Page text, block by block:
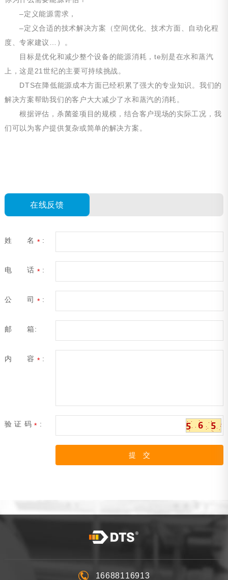
–定义能源需求，
–定义合适的技术解决方案（空间优化、技术方面、自动化程
度、专家建议…）。
目标是优化和减少整个设备的能源消耗，te别是在水和蒸汽
上，这是21世纪的主要可持续挑战。
DTS在降低能源成本方面已经积累了强大的专业知识。我们的
解决方案帮助我们的客户大大减少了水和蒸汽的消耗。
根据评估，杀菌釜项目的规模，结合客户现场的实际工况，我
们可以为客户提供复杂或简单的解决方案。
在线反馈
姓 名 * :
电 话 * :
公 司 * :
邮 箱:
内 容 * :
验 证 码 * :
16688116913